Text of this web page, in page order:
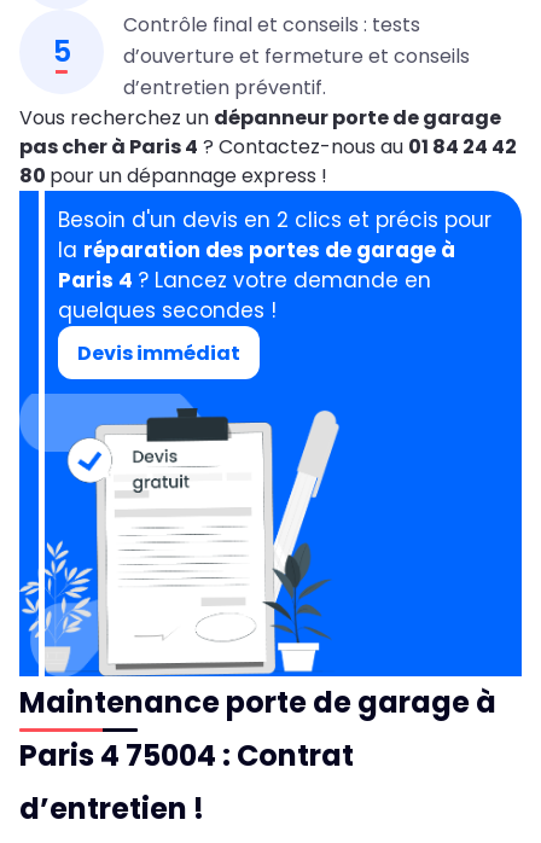
5
Contrôle final et conseils : tests
d’ouverture et fermeture et conseils
d’entretien préventif.
Vous recherchez un dépanneur porte de garage
pas cher à Paris 4 ? Contactez-nous au 01 84 24 42
80 pour un dépannage express !
Besoin d'un devis en 2 clics et précis pour
la réparation des portes de garage à
Paris 4 ? Lancez votre demande en
quelques secondes !
Devis immédiat
Maintenance porte de garage à
Paris 4 75004 : Contrat
d’entretien !